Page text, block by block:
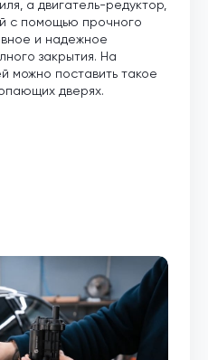
а двигатель-редуктор,
с помощью прочного
и надежное
закрытия. На
можно поставить такое
дверях.